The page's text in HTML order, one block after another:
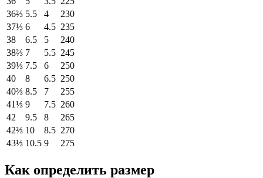
36⅔ 5.5 4
230
37⅓ 6 4.5 235
38
6.5 5
240
38⅔ 7 5.5 245
39⅓ 7.5 6
250
40
8 6.5 250
40⅔ 8.5 7
255
41⅓ 9 7.5 260
42
9.5 8
265
42⅔ 10 8.5 270
43⅓ 10.5 9 275
Как определить размер